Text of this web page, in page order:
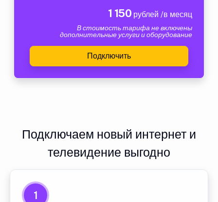
1 150 рублей /в месяц
В стоимость тарифа не включены
дополнительные услуги и оборудование
Подключить
Подключаем новый интернет и
телевидение выгодно
1